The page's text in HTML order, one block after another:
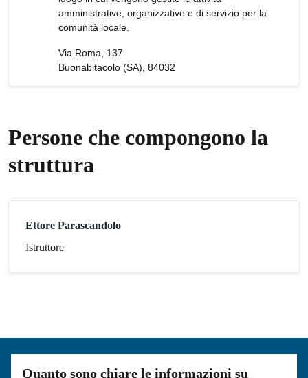
amministrative, organizzative e di servizio per la
comunità locale.
Via Roma, 137
Buonabitacolo (SA), 84032
Persone che compongono la
struttura
Ettore Parascandolo
Istruttore
Quanto sono chiare le informazioni su